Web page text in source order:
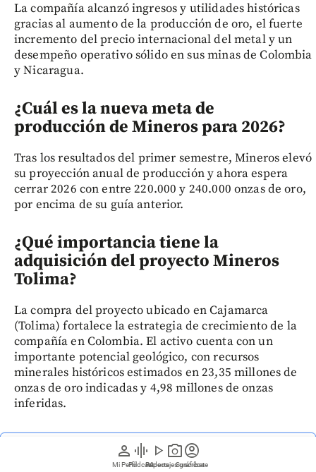
person
Mi Perfil
graphic_eq
Pódcast
play_arrow
Videos
photo_camera
Reportajes gráficos
account_circle
Suscríbete
La compañía alcanzó ingresos y utilidades históricas
gracias al aumento de la producción de oro, el fuerte
incremento del precio internacional del metal y un
desempeño operativo sólido en sus minas de Colombia
y Nicaragua.
¿Cuál es la nueva meta de
producción de Mineros para 2026?
Tras los resultados del primer semestre, Mineros elevó
su proyección anual de producción y ahora espera
cerrar 2026 con entre 220.000 y 240.000 onzas de oro,
por encima de su guía anterior.
¿Qué importancia tiene la
adquisición del proyecto Mineros
Tolima?
La compra del proyecto ubicado en Cajamarca
(Tolima) fortalece la estrategia de crecimiento de la
compañía en Colombia. El activo cuenta con un
importante potencial geológico, con recursos
minerales históricos estimados en 23,35 millones de
onzas de oro indicadas y 4,98 millones de onzas
inferidas.
Siga las noticias de EL COLOMBIANO desde Google
News